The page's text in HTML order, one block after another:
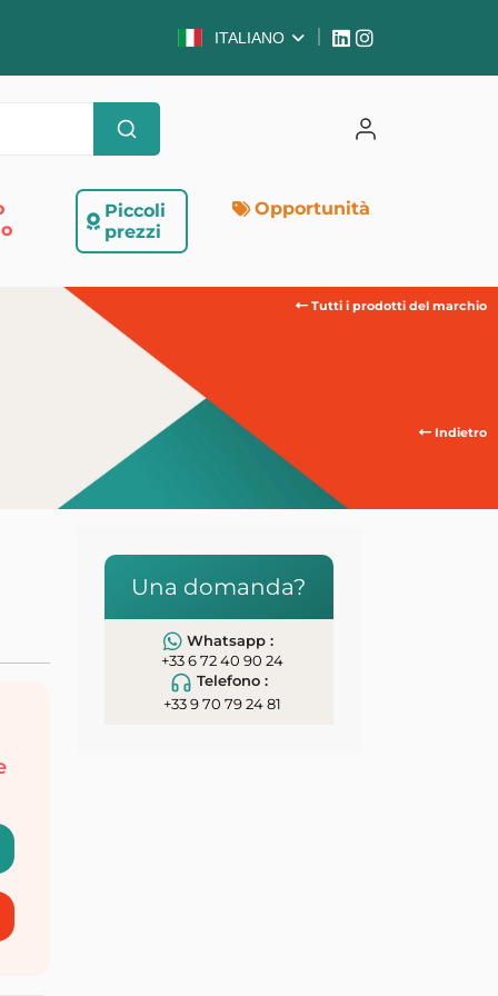
ITALIANO
Piccoli
prezzi
Opportunità
Tutti i prodotti del marchio
Indietro
Una domanda?
Whatsapp :
+33 6 72 40 90 24
Telefono :
+33 9 70 79 24 81